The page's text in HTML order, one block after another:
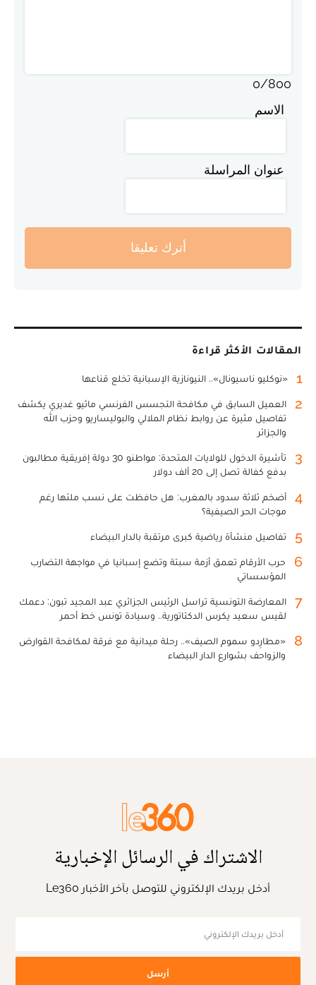
0/800
الاسم
عنوان المراسلة
أترك تعليقا
المقالات الأكثر قراءة
1 «نوكليو ناسيونال».. النيونازية الإسبانية تخلع قناعها
2
العميل السابق في مكافحة التجسس الفرنسي ماثيو غديري يكشف
تفاصيل مثيرة عن روابط نظام الملالي والبوليساريو وحزب الله
والجزائر
3
تأشيرة الدخول للولايات المتحدة: مواطنو 30 دولة إفريقية مطالبون
بدفع كفالة تصل إلى 20 ألف دولار
4
أضخم ثلاثة سدود بالمغرب: هل حافظت على نسب ملئها رغم
موجات الحر الصيفية؟
5 تفاصيل منشأة رياضية كبرى مرتقبة بالدار البيضاء
6
حرب الأرقام تعمق أزمة سبتة وتضع إسبانيا في مواجهة التضارب
المؤسساتي
7
المعارضة التونسية تراسل الرئيس الجزائري عبد المجيد تبون: دعمك
لقيس سعيد يكرس الدكتاتورية.. وسيادة تونس خط أحمر
8
«مطارِدو سموم الصيف».. رحلة ميدانية مع فرقة لمكافحة القوارض
والزواحف بشوارع الدار البيضاء
الاشتراك في الرسائل الإخبارية
أدخل بريدك الإلكتروني للتوصل بآخر الأخبار Le360
أرسل